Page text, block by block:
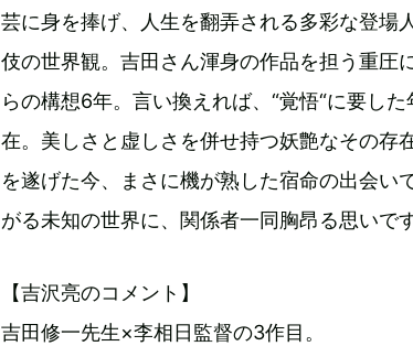
芸に身を捧げ、人生を翻弄される多彩な登場
伎の世界観。吉田さん渾身の作品を担う重圧
らの構想6年。言い換えれば、“覚悟“に要し
在。美しさと虚しさを併せ持つ妖艶なその存
を遂げた今、まさに機が熟した宿命の出会い
がる未知の世界に、関係者一同胸昂る思いです
【吉沢亮のコメント】
吉田修一先生×李相日監督の3作目。